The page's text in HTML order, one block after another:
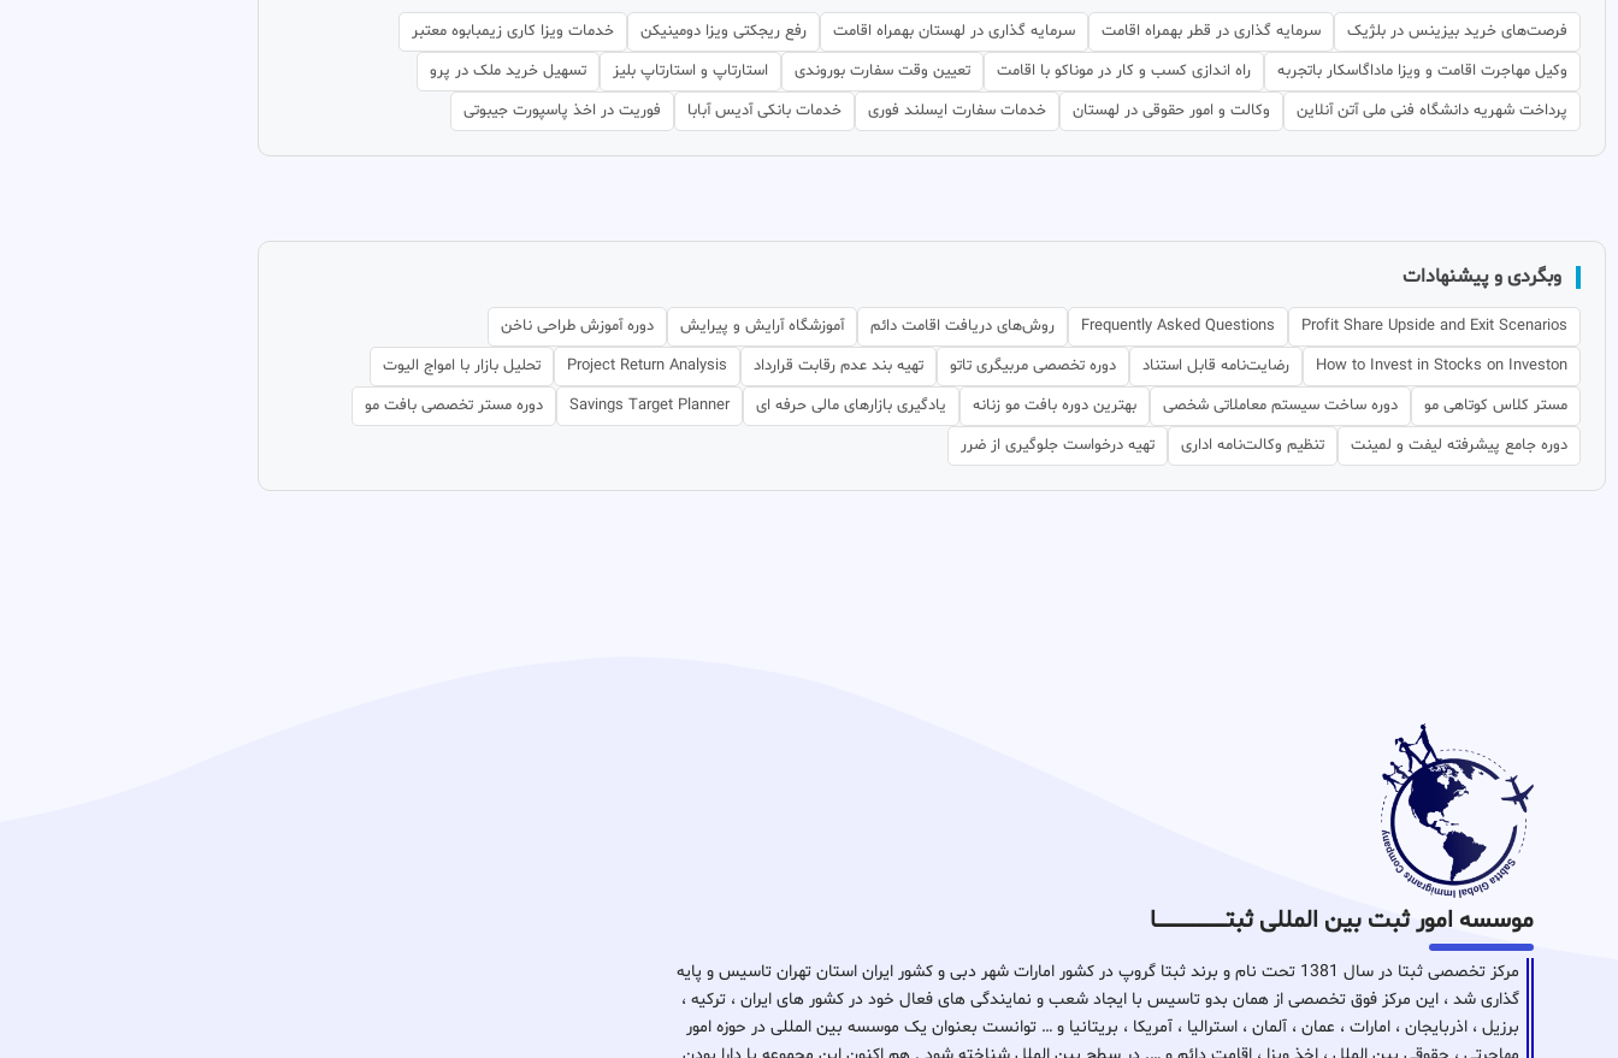
فرصت‌های خرید بیزینس در بلژیک سرمایه گذاری در قطر بهمراه اقامت سرمایه گذاری در لهستان بهمراه اقامت رفع ریجکتی ویزا دومینیکن
خدمات ویزا کاری زیمبابوه معتبر
وکیل مهاجرت اقامت و ویزا ماداگاسکار باتجربه
راه اندازی کسب و کار در موناکو با اقامت تعیین وقت سفارت بوروندی استارتاپ و استارتاپ بلیز
تسهیل خرید ملک در پرو
پرداخت شهریه دانشگاه فنی ملی آتن آنلاین
وکالت و امور حقوقی در لهستان خدمات سفارت ایسلند فوری خدمات بانکی آدیس آبابا فوریت در اخذ پاسپورت جیبوتی
وبگردی و پیشنهادات
Profit Share Upside and Exit Scenarios
Frequently Asked Questions روش‌های دریافت اقامت دائم آموزشگاه آرایش و پیرایش
دوره آموزش طراحی ناخن
How to Invest in Stocks on Investon
رضایت‌نامه قابل استناد دوره تخصصی مربیگری تاتو تهیه بند عدم رقابت قرارداد Project Return Analysis
تحلیل بازار با امواج الیوت
مستر کلاس کوتاهی مو
دوره ساخت سیستم معاملاتی شخصی بهترین دوره بافت مو زنانه یادگیری بازارهای مالی حرفه ای Savings Target Planner
دوره مستر تخصصی بافت مو
دوره جامع پیشرفته لیفت و لمینت
تنظیم وکالت‌نامه اداری تهیه درخواست جلوگیری از ضرر
موسسه امور ثبت بین المللی ثبتـــــــــــــــــــــــــــــا
مرکز تخصصی ثبتا در سال 1381 تحت نام و برند ثبتا گروپ در کشور امارات شهر دبی و کشور ایران استان تهران تاسیس و پایه
گذاری شد ، این مرکز فوق تخصصی از همان بدو تاسیس با ایجاد شعب و نمایندگی های فعال خود در کشور های ایران ، ترکیه ،
برزیل ، اذربایجان ، امارات ، عمان ، آلمان ، استرالیا ، آمریکا ، بریتانیا و … توانست بعنوان یک موسسه بین المللی در حوزه امور